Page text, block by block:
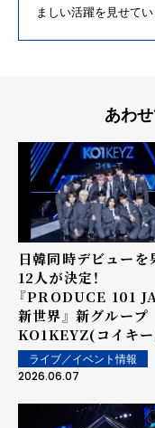
ましい活躍を見せてい
あわ
日韓同時デビューを
12人が決定！
『PRODUCE 101
新世界』 新グループ
KO1KEYZ(コイキ
誕生！ ＜オフィシャ
ート＞
ライブ／イベント情報
2026.06.07